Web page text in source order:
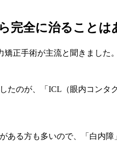
完全に治ること
正手術が主流と聞きました
のが、「ICL（眼内コン
ある方も多いので、「白内